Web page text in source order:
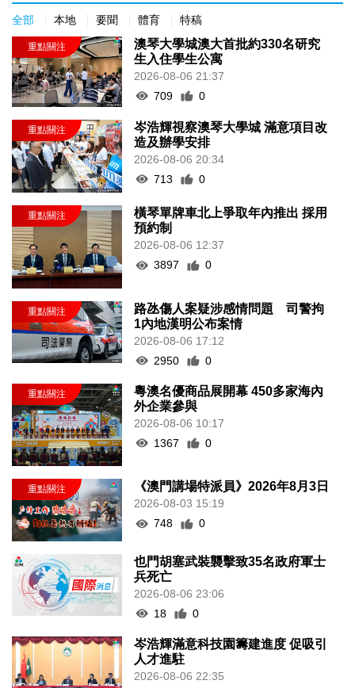
全部 本地 要聞 體育 特稿
澳琴大學城澳大首批約330名研究
生入住學生公寓
2026-08-06 21:37
709
0
岑浩輝視察澳琴大學城 滿意項目改
造及辦學安排
2026-08-06 20:34
713
0
橫琴單牌車北上爭取年內推出 採用
預約制
2026-08-06 12:37
3897
0
路氹傷人案疑涉感情問題 司警拘
1內地漢明公布案情
2026-08-06 17:12
2950
0
粵澳名優商品展開幕 450多家海內
外企業參與
2026-08-06 10:17
1367
0
《澳門講場特派員》2026年8月3日
2026-08-03 15:19
748
0
也門胡塞武裝襲擊致35名政府軍士
兵死亡
2026-08-06 23:06
18
0
岑浩輝滿意科技園籌建進度 促吸引
人才進駐
2026-08-06 22:35